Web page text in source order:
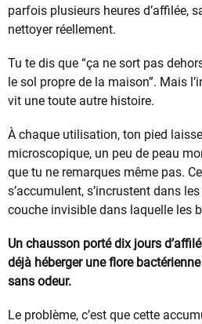
parfois plusieurs heures d’affilée,
nettoyer réellement.
Tu te dis que “ça ne sort pas
le sol propre de la maison”. Mais
vit une toute autre histoire.
À chaque utilisation, ton pied
microscopique, un peu de peau
que tu ne remarques même pas.
s’accumulent, s’incrustent dans
couche invisible dans laquelle les
Un chausson porté dix jours
déjà héberger une flore
sans odeur.
Le problème, c’est que cette